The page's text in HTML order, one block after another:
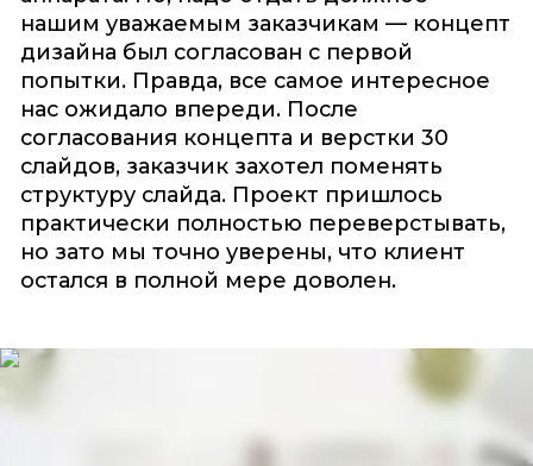
нашим уважаемым заказчикам — концепт
дизайна был согласован с первой
попытки. Правда, все самое интересное
нас ожидало впереди. После
согласования концепта и верстки 30
слайдов, заказчик захотел поменять
структуру слайда. Проект пришлось
практически полностью переверстывать,
но зато мы точно уверены, что клиент
остался в полной мере доволен.